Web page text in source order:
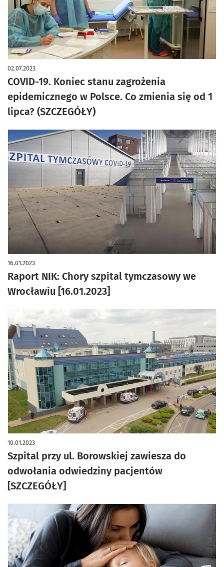
COVID-19. Koniec stanu zagrożenia
epidemicznego w Polsce. Co zmienia się od 1
lipca? (SZCZEGÓŁY)
02.07.2023
Raport NIK: Chory szpital tymczasowy we
Wrocławiu [16.01.2023]
16.01.2023
Szpital przy ul. Borowskiej zawiesza do
odwołania odwiedziny pacjentów
[SZCZEGÓŁY]
10.01.2023